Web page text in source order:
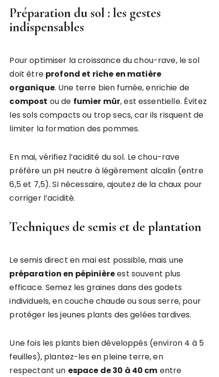
Préparation du sol : les gestes
indispensables
Pour optimiser la croissance du chou-rave, le sol
doit être profond et riche en matière
organique. Une terre bien fumée, enrichie de
compost ou de fumier mûr, est essentielle. Évitez
les sols compacts ou trop secs, car ils risquent de
limiter la formation des pommes.
En mai, vérifiez l’acidité du sol. Le chou-rave
préfère un pH neutre à légèrement alcalin (entre
6,5 et 7,5). Si nécessaire, ajoutez de la chaux pour
corriger l’acidité.
Techniques de semis et de plantation
Le semis direct en mai est possible, mais une
préparation en pépinièreest souvent plus
efficace. Semez les graines dans des godets
individuels, en couche chaude ou sous serre, pour
protéger les jeunes plants des gelées tardives.
Une fois les plants bien développés (environ 4 à 5
feuilles), plantez-les en pleine terre, en
respectant un espace de 30 à 40 cm entre